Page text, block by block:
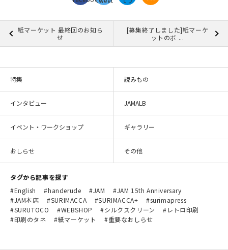
紙マーケット 最終回のお知ら
せ
[募集終了しました]紙マーケ
ットのボ ...
特集 読みもの
インタビュー JAMALB
イベント・ワークショップ ギャラリー
おしらせ その他
タグから記事を探す
English
handerude JAM
JAM 15th Anniversary
JAM本店
SURIMACCA SURIMACCA+
surimapress
SURUTOCO
WEBSHOP シルクスクリーン
レトロ印刷
印刷のタネ
紙マーケット 重要なおしらせ